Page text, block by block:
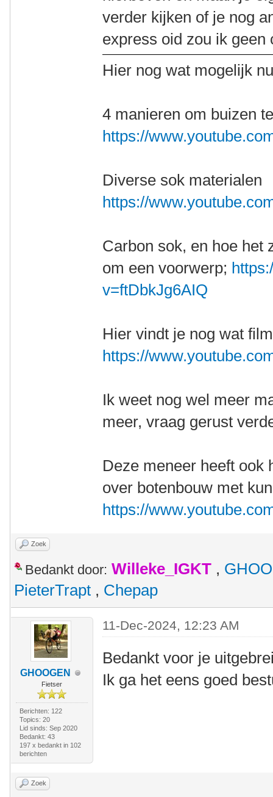
verder kijken of je nog
express oid zou ik geen
Hier nog wat mogelijk
4 manieren om buizen
https://
Diverse sok materialen
https://
Carbon sok, en hoe het
om een voorwerp;
v=ftDbkJg6AIQ
Hier vindt je nog wat
https://
Ik weet nog wel meer
meer, vraag gerust
Deze meneer heeft ook
over botenbouw met
https://
Zoek
Bedankt door: Willeke_IGKT ,
PieterTrapt , Chepap
GHOOGEN
Fietser
Berichten: 122
Topics: 20
Lid sinds: Sep 2020
Bedankt: 43
197 x bedankt in 102
berichten
11-Dec-2024, 12:23 AM
Bedankt voor je
Ik ga het eens goed
Zoek